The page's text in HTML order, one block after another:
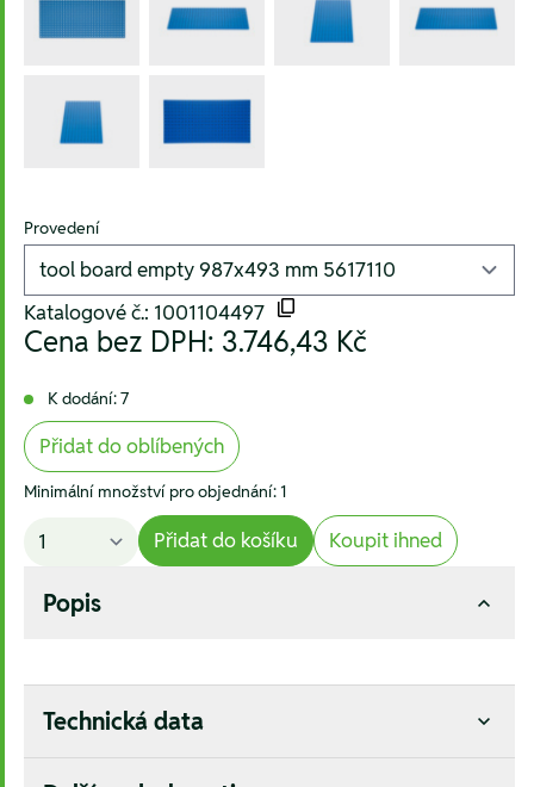
Provedení
Katalogové č.: 1001104497
Cena bez DPH: 3.746,43 Kč
K dodání: 7
Přidat do oblíbených
Minimální množství pro objednání: 1
Přidat do košíku Koupit ihned
Popis
Technická data